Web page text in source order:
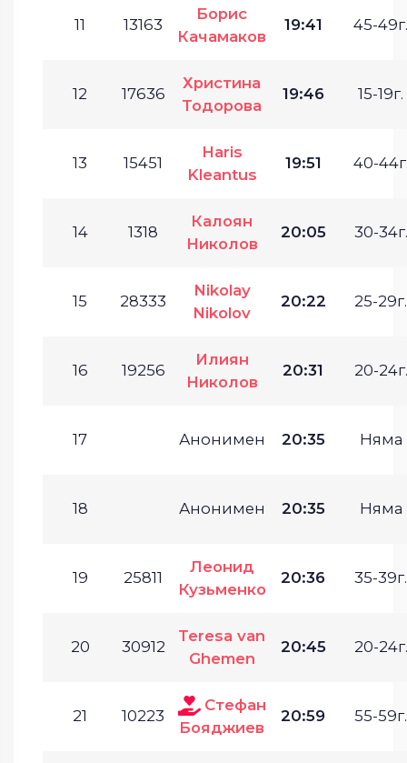
11 13163
Борис
Качамаков
19:41 45-49г.
12 17636
Христина
Тодорова
19:46 15-19г.
13 15451
Haris
Kleantus
19:51 40-
14 1318
Калоян
Николов
20:05 30-34г.
15 28333
Nikolay
Nikolov
20:22 25-29г.
16 19256
Илиян
Николов
20:31 20-24г.
17 Анонимен 20:35 Няма
18 Анонимен 20:35 Няма
19 25811
Леонид
Кузьменко
20:36 35-39г.
20 30912
Teresa van
Ghemen
20:45 20-24г.
21 10223
Стефан
Бояджиев
20:59 55-59г.